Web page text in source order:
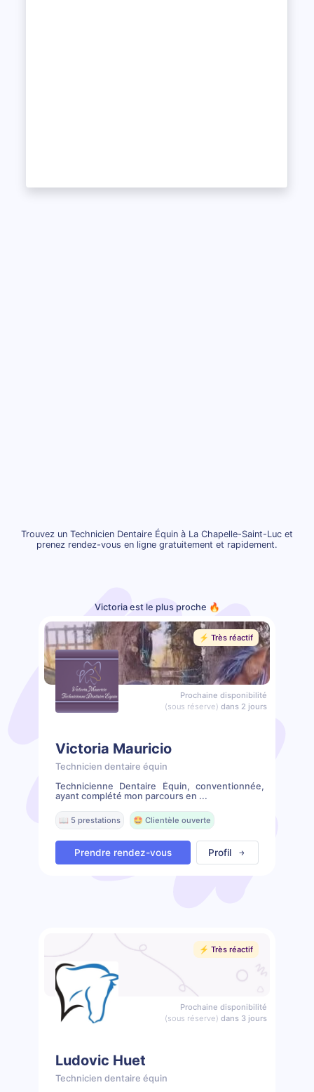
Trouvez un Technicien Dentaire Équin à La Chapelle-Saint-Luc et
prenez rendez-vous en ligne gratuitement et rapidement.
Victoria est le plus proche 🔥
⚡️ Très réactif
Prochaine disponibilité
(sous réserve) dans 2 jours
Victoria Mauricio
Technicien dentaire équin
Technicienne Dentaire Équin, conventionnée,
ayant complété mon parcours en ...
📖 5 prestations 🤩 Clientèle ouverte
Prendre rendez-vous Profil
⚡️ Très réactif
Prochaine disponibilité
(sous réserve) dans 3 jours
Ludovic Huet
Technicien dentaire équin